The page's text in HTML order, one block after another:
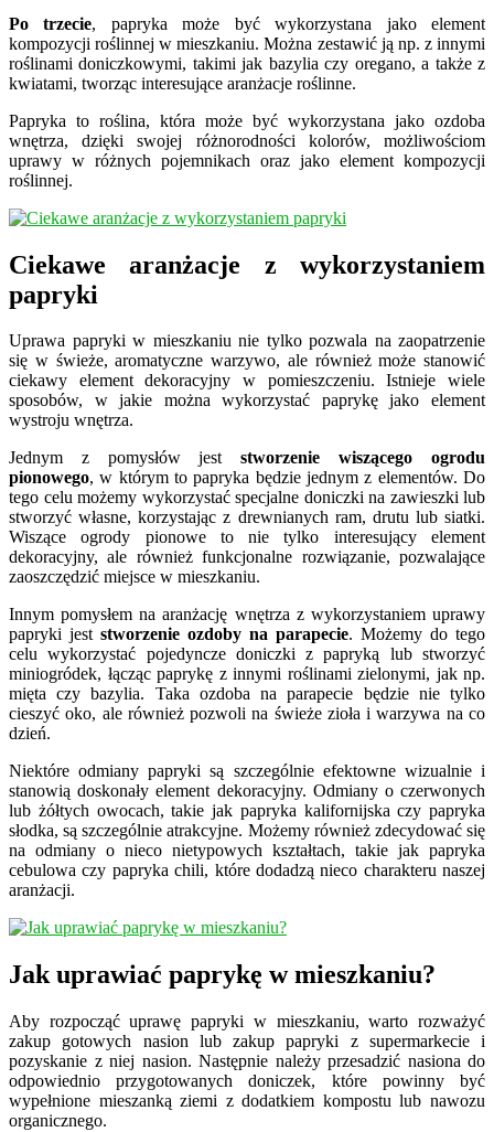
Po trzecie, papryka może być wykorzystana jako element
kompozycji roślinnej w mieszkaniu. Można zestawić ją np. z innymi
roślinami doniczkowymi, takimi jak bazylia czy oregano, a także z
kwiatami, tworząc interesujące aranżacje roślinne.
Papryka to roślina, która może być wykorzystana jako ozdoba
wnętrza, dzięki swojej różnorodności kolorów, możliwościom
uprawy w różnych pojemnikach oraz jako element kompozycji
roślinnej.
Ciekawe aranżacje z wykorzystaniem
papryki
Uprawa papryki w mieszkaniu nie tylko pozwala na zaopatrzenie
się w świeże, aromatyczne warzywo, ale również może stanowić
ciekawy element dekoracyjny w pomieszczeniu. Istnieje wiele
sposobów, w jakie można wykorzystać paprykę jako element
wystroju wnętrza.
Jednym z pomysłów jeststworzenie wiszącego ogrodu
pionowego, w którym to papryka będzie jednym z elementów. Do
tego celu możemy wykorzystać specjalne doniczki na zawieszki lub
stworzyć własne, korzystając z drewnianych ram, drutu lub siatki.
Wiszące ogrody pionowe to nie tylko interesujący element
dekoracyjny, ale również funkcjonalne rozwiązanie, pozwalające
zaoszczędzić miejsce w mieszkaniu.
Innym pomysłem na aranżację wnętrza z wykorzystaniem uprawy
papryki jest stworzenie ozdoby na parapecie. Możemy do tego
celu wykorzystać pojedyncze doniczki z papryką lub stworzyć
miniogródek, łącząc paprykę z innymi roślinami zielonymi, jak np.
mięta czy bazylia. Taka ozdoba na parapecie będzie nie tylko
cieszyć oko, ale również pozwoli na świeże zioła i warzywa na co
dzień.
Niektóre odmiany papryki są szczególnie efektowne wizualnie i
stanowią doskonały element dekoracyjny. Odmiany o czerwonych
lub żółtych owocach, takie jak papryka kalifornijska czy papryka
słodka, są szczególnie atrakcyjne. Możemy również zdecydować się
na odmiany o nieco nietypowych kształtach, takie jak papryka
cebulowa czy papryka chili, które dodadzą nieco charakteru naszej
aranżacji.
Jak uprawiać paprykę w mieszkaniu?
Aby rozpocząć uprawę papryki w mieszkaniu, warto rozważyć
zakup gotowych nasion lub zakup papryki z supermarkecie i
pozyskanie z niej nasion. Następnie należy przesadzić nasiona do
odpowiednio przygotowanych doniczek, które powinny być
wypełnione mieszanką ziemi z dodatkiem kompostu lub nawozu
organicznego.